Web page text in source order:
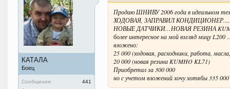
КАТАЛА
Боец
Сообщения:
441
Продаю ШНИВУ 2006 года в идеальном
ХОДОВАЯ, ЗАПРАВИЛ
НОВЫЕ ДАТЧИКИ…НОВАЯ РЕЗИНА KUMHO
более интересное на мой взгляд мицу L200
вложено:
25 000 (ходовая, расходники, работа,
20 000 (новая резина KUMHO KL71)
Приобретал за 300 000
но с учетом вложений хочу хотябы 335